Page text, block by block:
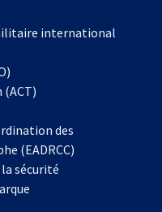
international
dans
nouvel
onglet
des
(EADRCC)
la sécurité